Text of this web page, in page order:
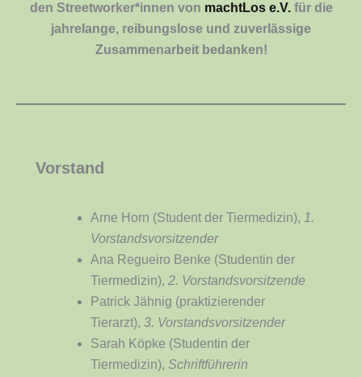
den Streetworker*innen von machtLos e.V.für die
jahrelange, reibungslose und zuverlässige
Zusammenarbeit bedanken!
Vorstand
Arne Horn (Student der Tiermedizin), 1.
Vorstandsvorsitzender
Ana Regueiro Benke (Studentin der
Tiermedizin), 2. Vorstandsvorsitzende
Patrick Jähnig (praktizierender
Tierarzt), 3. Vorstandsvorsitzender
Sarah Köpke (Studentin der
Tiermedizin), Schriftführerin